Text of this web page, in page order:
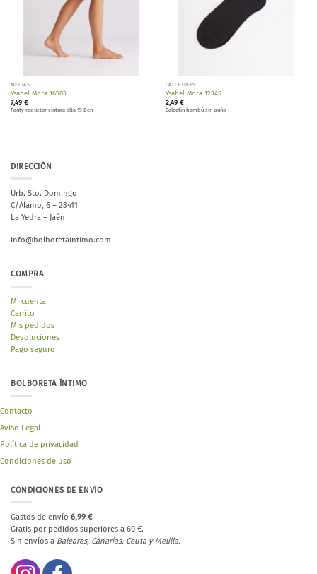
MEDIAS
Ysabel Mora 16503
7,49 €
Panty reductor cintura alta 15 Den
CALCETINES
Ysabel Mora 12345
2,49 €
Calcetín bambú sin puño
DIRECCIÓN
Urb. Sto. Domingo
C/Álamo, 6 – 23411
La Yedra – Jaén
info@bolboretaintimo.com
COMPRA
Mi cuenta
Carrito
Mis pedidos
Devoluciones
Pago seguro
BOLBORETA ÍNTIMO
Contacto
Aviso Legal
Política de privacidad
Condiciones de uso
CONDICIONES DE ENVÍO
Gastos de envío 6,99 €
Gratis por pedidos superiores a 60 €.
Sin envíos a Baleares, Canarias, Ceuta y Melilla.